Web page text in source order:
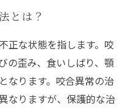
とは？
正な状態を指します。咬
の歪み、食いしばり、顎
なります。咬合異常の治
なりますが、保護的な治